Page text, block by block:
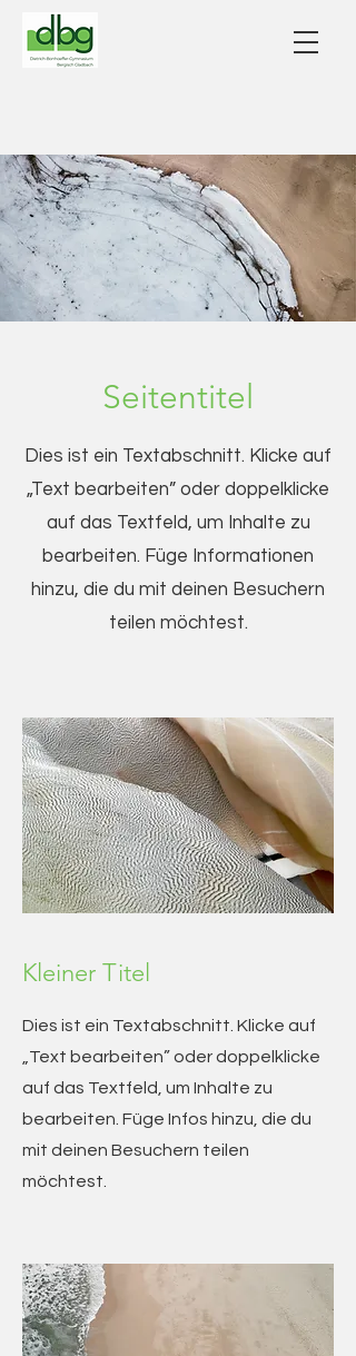
Seitentitel
Dies ist ein Textabschnitt. Klicke auf
„Text bearbeiten” oder doppelklicke
auf das Textfeld, um Inhalte zu
bearbeiten. Füge Informationen
hinzu, die du mit deinen Besuchern
teilen möchtest.
Kleiner Titel
Dies ist ein Textabschnitt. Klicke auf
„Text bearbeiten” oder doppelklicke
auf das Textfeld, um Inhalte zu
bearbeiten. Füge Infos hinzu, die du
mit deinen Besuchern teilen
möchtest.